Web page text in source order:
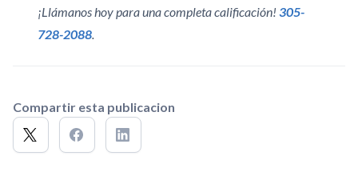
¡Llámanos hoy para una completa calificación! 305-
728-2088.
Compartir esta publicacion